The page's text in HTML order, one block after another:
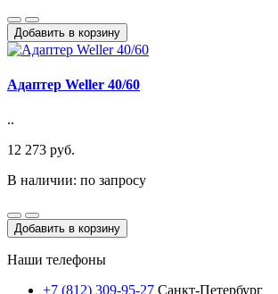
Добавить в корзину
Адаптер Weller 40/60
..
12 273 руб.
В наличии: по запросу
Добавить в корзину
Наши телефоны
+7 (812) 309-95-27 Санкт-Петербург